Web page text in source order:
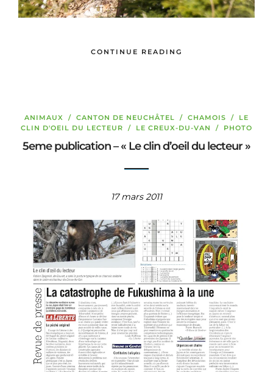
CONTINUE READING
ANIMAUX / CANTON DE NEUCHÂTEL / CHAMOIS / LE
CLIN D'OEIL DU LECTEUR / LE CREUX-DU-VAN / PHOTO
5eme publication – « Le clin d’oeil du lecteur »
17 mars 2011